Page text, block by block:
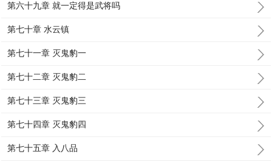
第六十九章 就一定得是武将吗
第七十章 水云镇
第七十一章 灭鬼豹一
第七十二章 灭鬼豹二
第七十三章 灭鬼豹三
第七十四章 灭鬼豹四
第七十五章 入八品